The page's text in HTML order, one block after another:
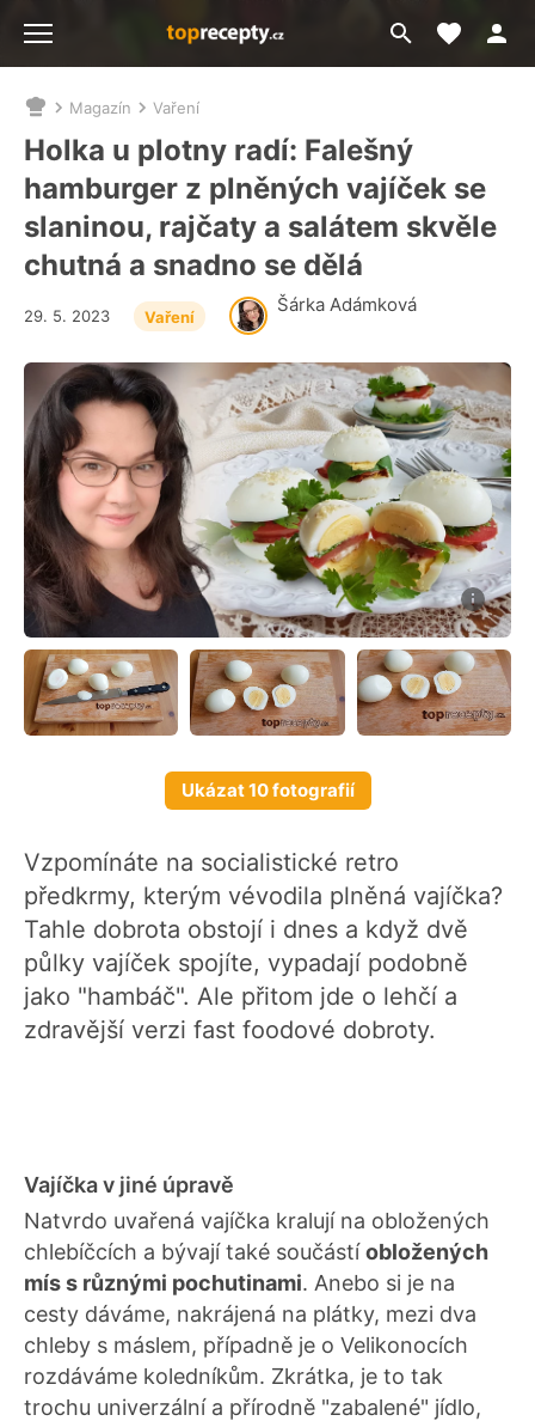
Přejít
na
Moje
Nacházíte
se
zde:
Magazín Vaření
Holka u plotny radí: Falešný
hamburger z plněných vajíček se
slaninou, rajčaty a salátem skvěle
chutná a snadno se dělá
Šárka Adámková
29. 5. 2023 Vaření
Ukázat 10 fotografií
Vzpomínáte na socialistické retro
předkrmy, kterým vévodila plněná vajíčka?
Tahle dobrota obstojí i dnes a když dvě
půlky vajíček spojíte, vypadají podobně
jako "hambáč". Ale přitom jde o lehčí a
zdravější verzi fast foodové dobroty.
Vajíčka v jiné úpravě
Natvrdo uvařená vajíčka kralují na obložených
chlebíčcích a bývají také součástíobložených
mís s různými pochutinami. Anebo si je na
cesty dáváme, nakrájená na plátky, mezi dva
chleby s máslem, případně je o Velikonocích
rozdáváme koledníkům. Zkrátka, je to tak
trochu univerzální a přírodně "zabalené" jídlo,